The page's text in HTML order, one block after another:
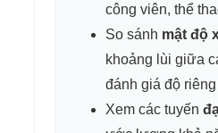
công viên, thể
So sánh mật độ
khoảng lùi giữa
đánh giá độ
Xem các tuyến